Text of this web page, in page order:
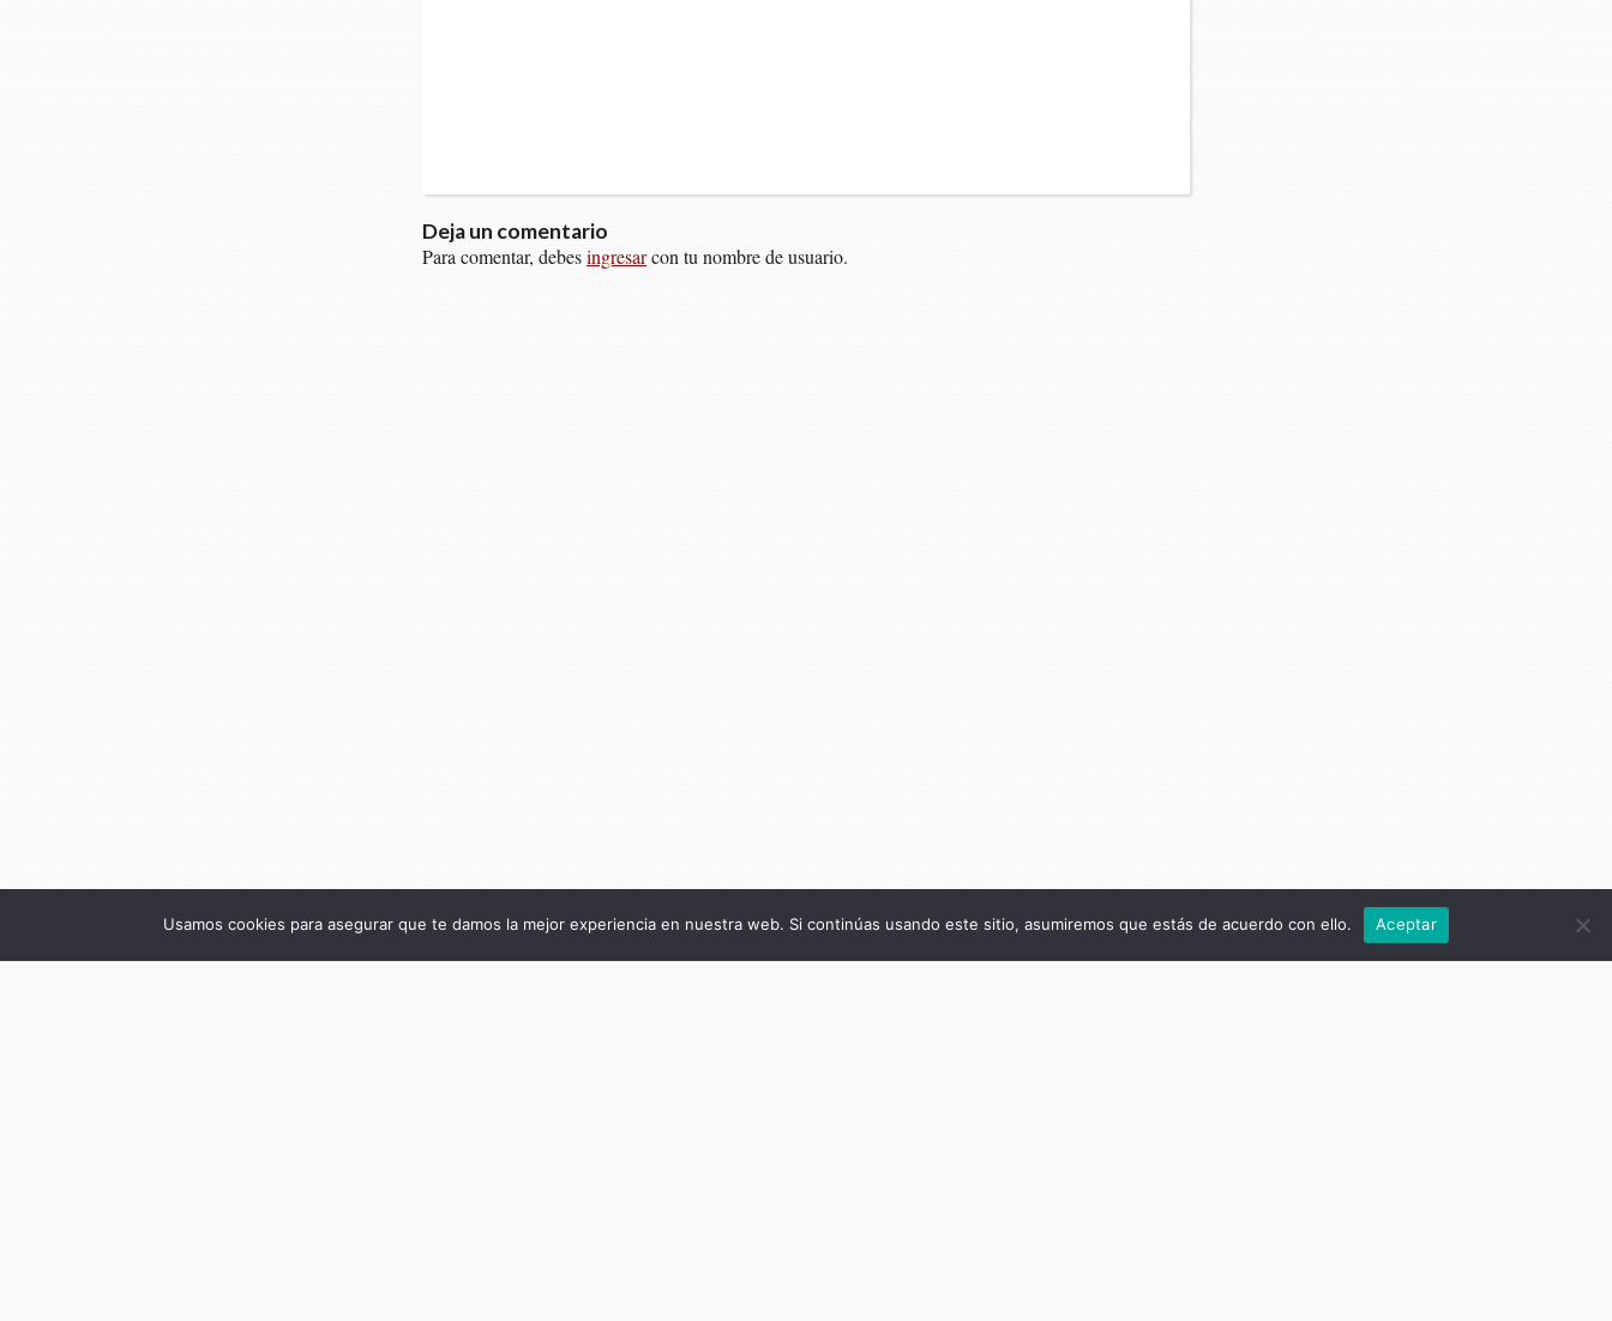
Deja un comentario
Para comentar, debesingresarcon tu nombre de usuario.
Usamos cookies para asegurar que te damos la mejor experiencia en nuestra web. Si continúas usando este sitio, asumiremos que estás de acuerdo con ello. Aceptar